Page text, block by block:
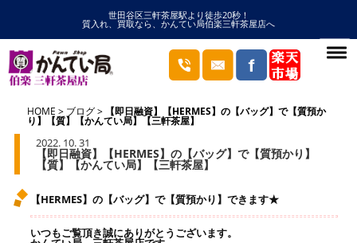
世田谷区三軒茶屋駅より徒歩20秒！
質入れ、買取なら、かんてい局伯楽三軒茶屋店へ
HOME ブログ 【即日融資】【HERMES】の【バッグ】で【質預か
り】【質】【かんてい局】【三軒茶屋】
2022. 10. 31
【即日融資】【HERMES】の【バッグ】で【質預かり】
【質】【かんてい局】【三軒茶屋】
【HERMES】の【バッグ】で【質預かり】できます★
いつもご覧頂き誠にありがとうございます。